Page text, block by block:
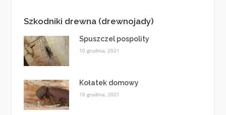
Szkodniki drewna (drewnojady)
Spuszczel pospolity
10 grudnia, 2021
Kołatek domowy
10 grudnia, 2021